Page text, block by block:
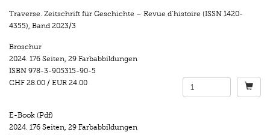
Traverse. Zeitschrift für Geschichte – Revue d’histoire (ISSN 1420-
4355), Band 2023/3
Broschur
2024. 176 Seiten, 29 Farbabbildungen
ISBN 978-3-905315-90-5
CHF 28.00 / EUR 24.00
E-Book (Pdf)
2024. 176 Seiten, 29 Farbabbildungen